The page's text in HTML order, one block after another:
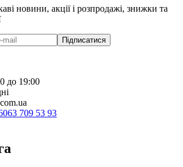
новини, акції і розпродажі, знижки та
Підписатися
до 19:00
063 709 53 93